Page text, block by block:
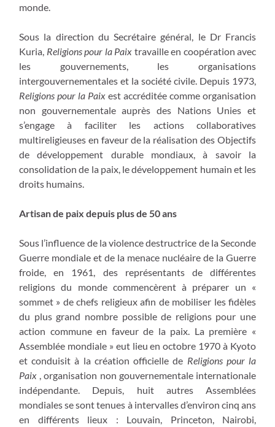
monde.
Sous la direction du Secrétaire général, le Dr Francis
Kuria, Religions pour la Paix travaille en coopération avec
les gouvernements, les organisations
intergouvernementales et la société civile. Depuis 1973,
Religions pour la Paix est accréditée comme organisation
non gouvernementale auprès des Nations Unies et
s’engage à faciliter les actions collaboratives
multireligieuses en faveur de la réalisation des Objectifs
de développement durable mondiaux, à savoir la
consolidation de la paix, le développement humain et les
droits humains.
Artisan de paix depuis plus de 50 ans
Sous l’influence de la violence destructrice de la Seconde
Guerre mondiale et de la menace nucléaire de la Guerre
froide, en 1961, des représentants de différentes
religions du monde commencèrent à préparer un «
sommet » de chefs religieux afin de mobiliser les fidèles
du plus grand nombre possible de religions pour une
action commune en faveur de la paix. La première «
Assemblée mondiale » eut lieu en octobre 1970 à Kyoto
et conduisit à la création officielle de Religions pour la
Paix , organisation non gouvernementale internationale
indépendante. Depuis, huit autres Assemblées
mondiales se sont tenues à intervalles d’environ cinq ans
en différents lieux : Louvain, Princeton, Nairobi,